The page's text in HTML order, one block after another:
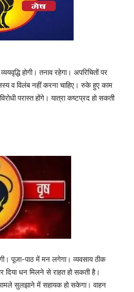
होगी। तनाव रहेगा। अपरिचितों पर
व विलंब नहीं करना चाहिए। रुके हुए काम
परास्त होंगे। यात्रा कष्टप्रद हो सकती
पूजा-पाठ में मन लगेगा। व्यवसाय ठीक
धन मिलने से राहत हो सकती है।
सुलझाने में सहायक हो सकेगा। वाहन